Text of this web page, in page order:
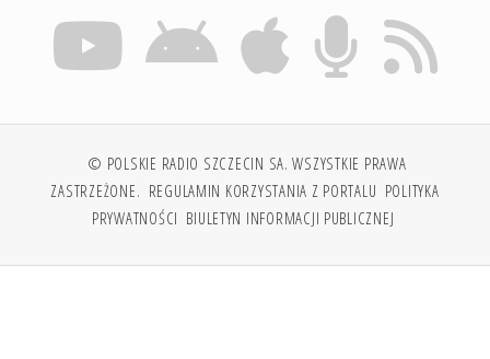
© POLSKIE RADIO SZCZECIN SA. WSZYSTKIE PRAWA
ZASTRZEŻONE. REGULAMIN KORZYSTANIA Z PORTALU POLITYKA
PRYWATNOŚCI BIULETYN INFORMACJI PUBLICZNEJ